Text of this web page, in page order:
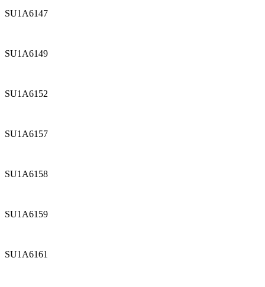
SU1A6147
SU1A6149
SU1A6152
SU1A6157
SU1A6158
SU1A6159
SU1A6161